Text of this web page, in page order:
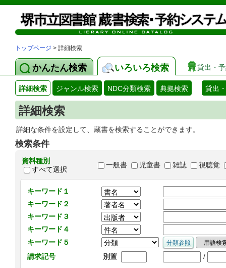
トップページ > 詳細検索
かんたん検索 いろいろ検索 貸出・
詳細検索 ジャンル検索 NDC分類検索 典拠検索 貸出
詳細検索
詳細な条件を設定して、蔵書を検索することができます。
検索条件
資料種別
すべて選択
一般書 児童書 雑誌 視聴覚
キーワード１
キーワード２
キーワード３
キーワード４
キーワード５
請求記号
別置 /